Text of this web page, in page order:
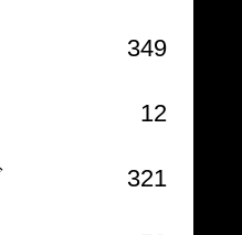
349
12
321